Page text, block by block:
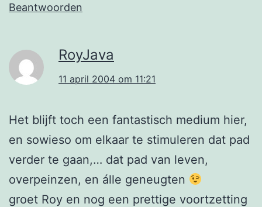
Beantwoorden
RoyJava
11 april 2004 om 11:21
Het blijft toch een fantastisch medium hier,
en sowieso om elkaar te stimuleren dat pad
verder te gaan,… dat pad van leven,
overpeinzen, en álle geneugten
groet Roy en nog een prettige voortzetting